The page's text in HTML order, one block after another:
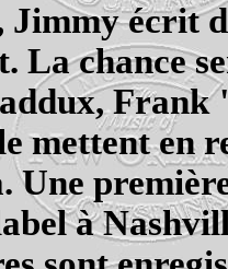
Jimmy écrit
La chance
, Frank
mettent en
Une
à